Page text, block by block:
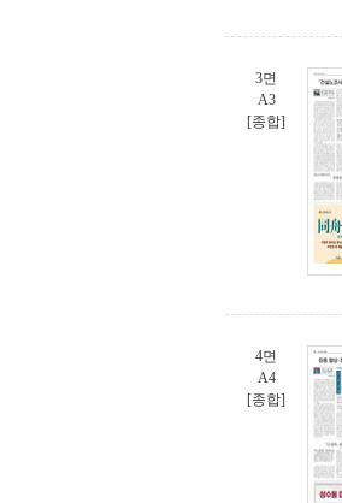
3면
A3
[종합]
4면
A4
[종합]